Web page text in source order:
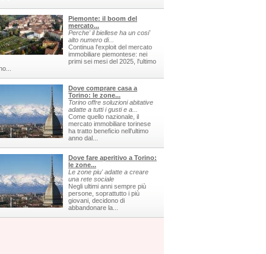
Piemonte: il boom del
mercato...
Perche' il biellese ha un cosi'
alto numero di...
Continua l'exploit del mercato
immobiliare piemontese: nei
primi sei mesi del 2025, l'ultimo
Dove comprare casa a
Torino: le zone...
Torino offre soluzioni abitative
adatte a tutti i gusti e a...
Come quello nazionale, il
mercato immobiliare torinese
ha tratto beneficio nell'ultimo
anno dal...
Dove fare aperitivo a Torino:
le zone...
Le zone piu' adatte a creare
una rete sociale
Negli ultimi anni sempre più
persone, soprattutto i più
giovani, decidono di
abbandonare la...